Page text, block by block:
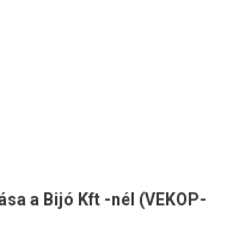
a Bijó Kft -nél (VEKOP-